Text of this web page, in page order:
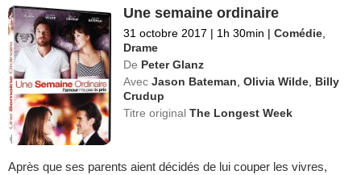
Une semaine ordinaire
31 octobre 2017 | 1h 30min | Comédie
Drame
De Peter Glanz
Avec Jason Bateman ,Olivia Wilde Billy
Crudup
Titre originalThe Longest Week
Après que ses parents aient décidés de lui couper les vivres,